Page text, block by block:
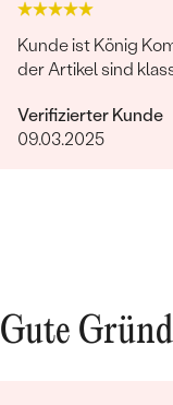
Kunde ist König
der Artikel sind
Verifizierter Kunde
09.03.2025
Gute